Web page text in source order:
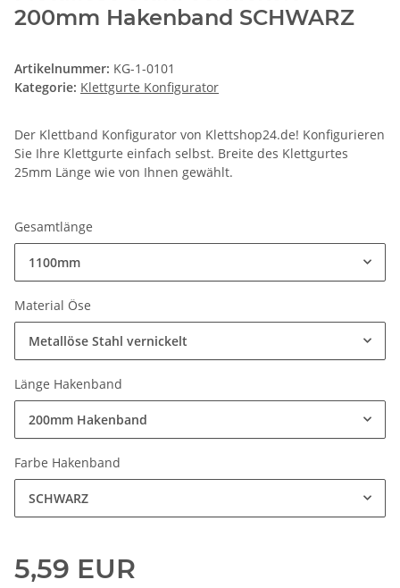
200mm Hakenband SCHWARZ
Artikelnummer: KG-1-0101
Kategorie: Klettgurte Konfigurator
Der Klettband Konfigurator von Klettshop24.de! Konfigurieren
Sie Ihre Klettgurte einfach selbst. Breite des Klettgurtes
25mm Länge wie von Ihnen gewählt.
Gesamtlänge
1100mm
Material Öse
Metallöse Stahl vernickelt
Länge Hakenband
200mm Hakenband
Farbe Hakenband
SCHWARZ
5,59 EUR